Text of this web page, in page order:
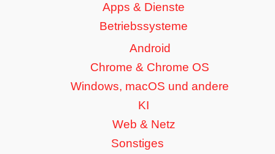
Apps & Dienste
Betriebssysteme
Android
Chrome & Chrome OS
Windows, macOS und andere
KI
Web & Netz
Sonstiges